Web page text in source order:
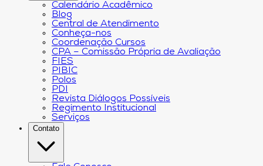
Calendário Acadêmico
Blog
Central de Atendimento
Conheça-nos
Coordenação Cursos
CPA – Comissão Própria de Avaliação
FIES
PIBIC
Polos
PDI
Revista Diálogos Possíveis
Regimento Institucional
Serviços
Contato